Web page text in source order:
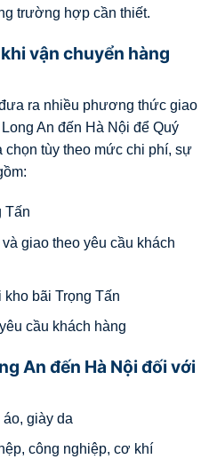
trường hợp cần thiết.
vận chuyển hàng
ra nhiều phương thức giao
An đến Hà Nội để Quý
tùy theo mức chi phí, sự
Tấn
giao theo yêu cầu khách
bãi Trọng Tấn
cầu khách hàng
An đến Hà Nội đối với
giày da
công nghiệp, cơ khí